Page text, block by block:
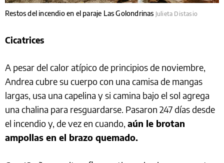
Restos del incendio en el paraje Las Golondrinas Julieta Distasio
Cicatrices
A pesar del calor atípico de principios de noviembre,
Andrea cubre su cuerpo con una camisa de mangas
largas, usa una capelina y si camina bajo el sol agrega
una chalina para resguardarse. Pasaron 247 días desde
el incendio y, de vez en cuando, aún le brotan
ampollas en el brazo quemado.